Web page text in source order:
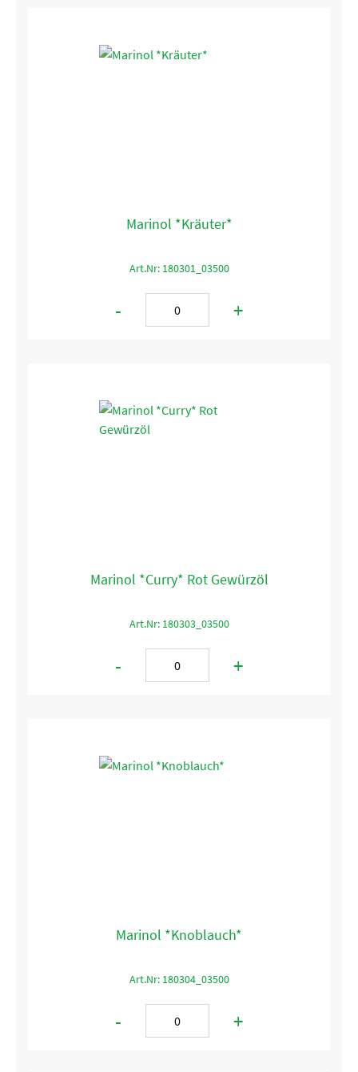
Marinol *Kräuter*
Art.Nr: 180301_03500
- +
Marinol *Curry* Rot Gewürzöl
Art.Nr: 180303_03500
- +
Marinol *Knoblauch*
Art.Nr: 180304_03500
- +